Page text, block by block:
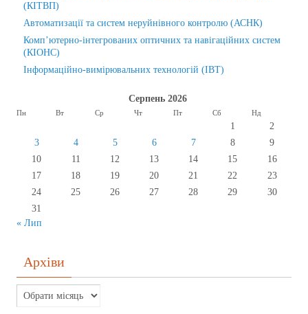
(КІТВП)
Автоматизації та систем неруйнівного контролю (АСНК)
Комп’ютерно-інтегрованих оптичних та навігаційних систем
(КІОНС)
Інформаційно-вимірювальних технологій (ІВТ)
Серпень 2026
Пн Вт Ср Чт Пт Сб Нд
1
2
3
4 5 6 7 8
9
10
11 12 13 14 15
16
17
18 19 20 21 22
23
24
25 26 27 28 29
30
31
« Лип
Архіви